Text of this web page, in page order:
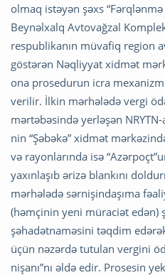
olmaq istəyən şəxs
Beynəlxalq Avtovağzal
respublikanın müvafiq region
göstərən Nəqliyyat xidmət
ona prosedurun icra
verilir. İlkin mərhələdə vergi
mərtəbəsində yerləşən
nin “Şəbəkə” xidmət
və rayonlarında isə
yaxınlaşıb ərizə blankını
mərhələdə sərnişindaşıma
(həmçinin yeni müraciət edən)
şəhadətnaməsini təqdim
üçün nəzərdə tutulan vergini
nişanı”nı əldə edir. Prosesin